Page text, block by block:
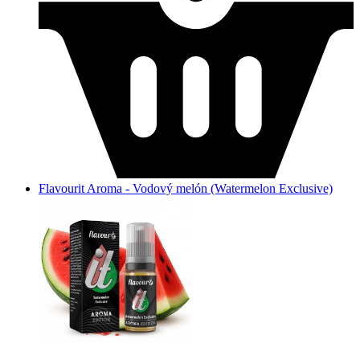
Flavourit Aroma - Vodový melón (Watermelon Exclusive)